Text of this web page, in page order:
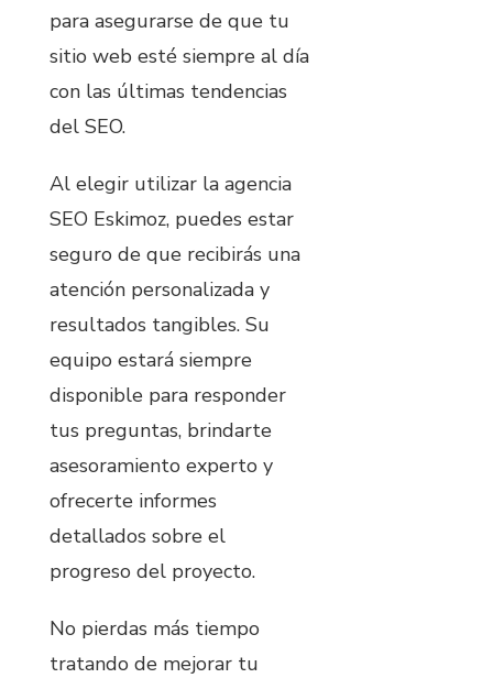
para asegurarse de que tu
sitio web esté siempre al día
con las últimas tendencias
del SEO.
Al elegir utilizar la agencia
SEO Eskimoz, puedes estar
seguro de que recibirás una
atención personalizada y
resultados tangibles. Su
equipo estará siempre
disponible para responder
tus preguntas, brindarte
asesoramiento experto y
ofrecerte informes
detallados sobre el
progreso del proyecto.
No pierdas más tiempo
tratando de mejorar tu